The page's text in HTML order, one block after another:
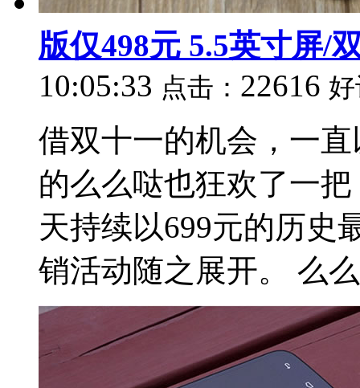
版仅498元 5.5英寸屏/
10:05:33 点击： 22616
借双十一的机会，一
的么么哒也狂欢了一
天持续以699元的历史
销活动随之展开。 么